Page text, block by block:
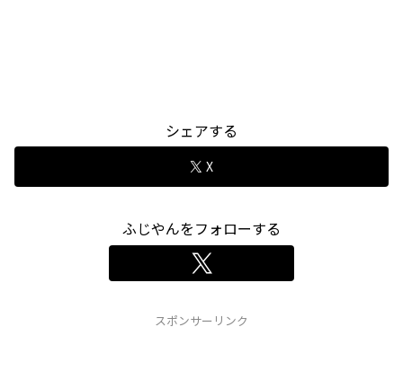
シェアする
X
ふじやんをフォローする
スポンサーリンク